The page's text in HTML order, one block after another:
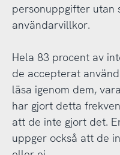
personuppgifter utan
användarvillkor.
Hela 83 procent av
de accepterat
läsa igenom dem,
har gjort detta
att de inte gjort det.
uppger också att de